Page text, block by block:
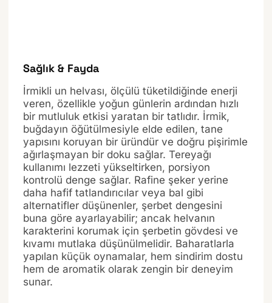
Sağlık & Fayda
İrmikli un helvası, ölçülü tüketildiğinde enerji
veren, özellikle yoğun günlerin ardından hızlı
bir mutluluk etkisi yaratan bir tatlıdır. İrmik,
buğdayın öğütülmesiyle elde edilen, tane
yapısını koruyan bir üründür ve doğru pişirimle
ağırlaşmayan bir doku sağlar. Tereyağı
kullanımı lezzeti yükseltirken, porsiyon
kontrolü denge sağlar. Rafine şeker yerine
daha hafif tatlandırıcılar veya bal gibi
alternatifler düşünenler, şerbet dengesini
buna göre ayarlayabilir; ancak helvanın
karakterini korumak için şerbetin gövdesi ve
kıvamı mutlaka düşünülmelidir. Baharatlarla
yapılan küçük oynamalar, hem sindirim dostu
hem de aromatik olarak zengin bir deneyim
sunar.